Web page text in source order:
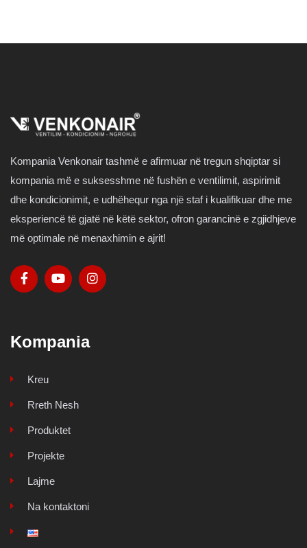
Kompania Venkonair tashmë e afirmuar në tregun shqiptar si
kompania më e suksesshme në fushën e ventilimit, aspirimit
dhe kondicionimit, e udhëhequr nga një staf i kualifikuar dhe me
eksperiencë të gjatë në këtë sektor, ofron garancinë e zgjidhjeve
më optimale në menaxhimin e ajrit!
Kompania
Kreu
Rreth Nesh
Produktet
Projekte
Lajme
Na kontaktoni